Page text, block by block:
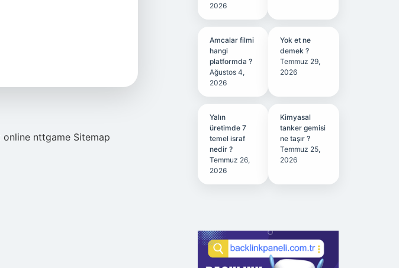
online nttgame Sitemap
2026
Amcalar filmi
hangi
platformda ?
Ağustos 4,
2026
Yok et ne
demek ?
Temmuz 29,
2026
Yalın
üretimde 7
temel israf
nedir ?
Temmuz 26,
2026
Kimyasal
tanker gemisi
ne taşır ?
Temmuz 25,
2026